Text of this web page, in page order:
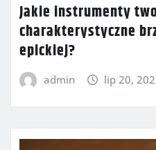
Jakie instrumenty
charakterystyczne
epickiej?
admin lip 20,